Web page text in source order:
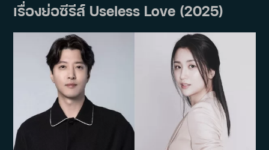
เรื่องย่อซีรีส์ Useless Love (2025)